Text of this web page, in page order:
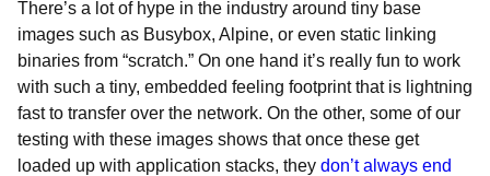
There’s a lot of hype in the industry around tiny base
images such as Busybox, Alpine, or even static linking
binaries from “scratch.” On one hand it’s really fun to work
with such a tiny, embedded feeling footprint that is lightning
fast to transfer over the network. On the other, some of our
testing with these images shows that once these get
loaded up with application stacks, they don’t always end